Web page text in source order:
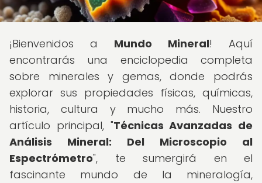
¡Bienvenidos a Mundo Mineral! Aquí
encontrarás una enciclopedia completa
sobre minerales y gemas, donde podrás
explorar sus propiedades físicas, químicas,
historia, cultura y mucho más. Nuestro
artículo principal, "Técnicas Avanzadas de
Análisis Mineral: Del Microscopio al
Espectrómetro", te sumergirá en el
fascinante mundo de la mineralogía,